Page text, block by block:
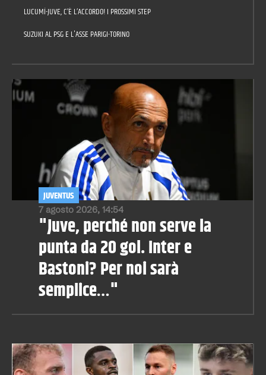
LUCUMÍ-JUVE, C’È L’ACCORDO! I PROSSIMI STEP
SUZUKI AL PSG E L'ASSE PARIGI-TORINO
7 agosto 2026, 14:54
JUVENTUS
"Juve, perché non serve la
punta da 20 gol. Inter e
Bastoni? Per noi sarà
semplice…"